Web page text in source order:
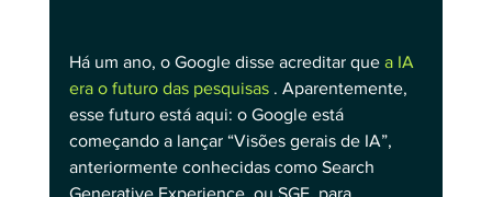
Há um ano, o Google disse acreditar que a IA
era o futuro das pesquisas . Aparentemente,
esse futuro está aqui: o Google está
começando a lançar “Visões gerais de IA”,
anteriormente conhecidas como Search
Generative Experience, ou SGE, para